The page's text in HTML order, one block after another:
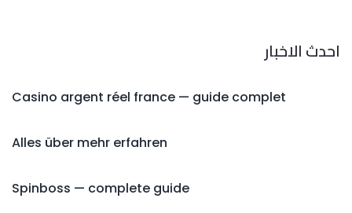
احدث الاخبار
Casino argent réel france — guide complet
Alles über mehr erfahren
Spinboss — complete guide